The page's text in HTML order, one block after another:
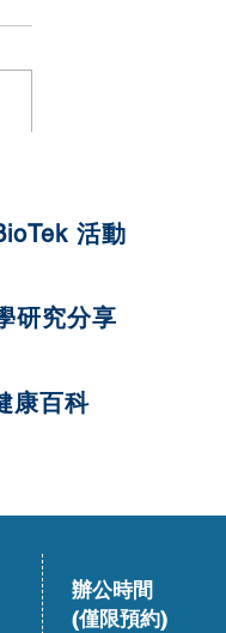
活動
研究分享
康百科
辦公時間
(僅限預約)